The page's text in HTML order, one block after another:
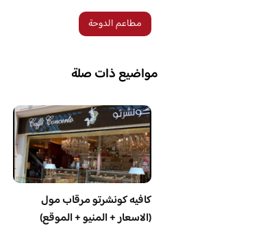
مطاعم الدوحة
مواضيع ذات صلة
كافيه كونشرتو مرقاب مول
(الاسعار + المنيو + الموقع)